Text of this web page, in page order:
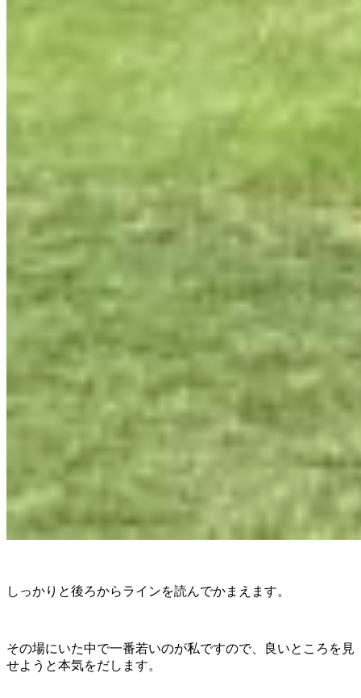
しっかりと後ろからラインを読んでかまえます。
その場にいた中で一番若いのが私ですので、良いところを見
せようと本気をだします。